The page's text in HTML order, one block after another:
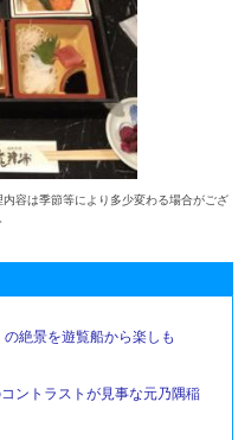
容は季節等により多少変わる場合がござ
絶景を遊覧船から楽しも
ントラストが見事な元乃隅稲